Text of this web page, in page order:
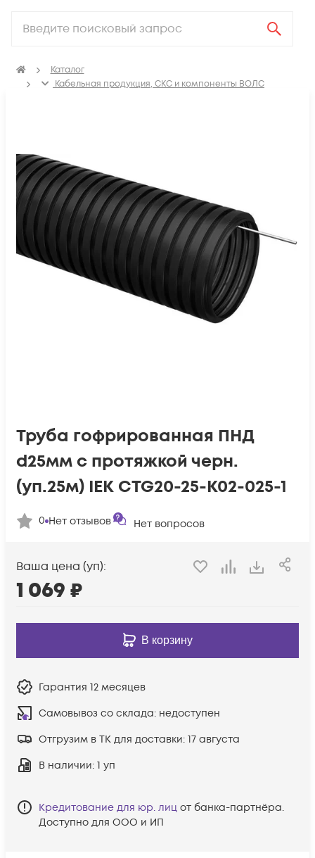
Каталог
Кабельная продукция, СКС и компоненты ВОЛС
Труба гофрированная ПНД
d25мм с протяжкой черн.
(уп.25м) IEK CTG20-25-K02-025-1
0 Нет отзывов Нет вопросов
Ваша цена (уп):
1 069 ₽
В корзину
Гарантия 12 месяцев
Самовывоз со склада: недоступен
Отгрузим в ТК для доставки: 17 августа
В наличии: 1 уп
Кредитование для юр. лиц от банка-партнёра.
Доступно для ООО и ИП